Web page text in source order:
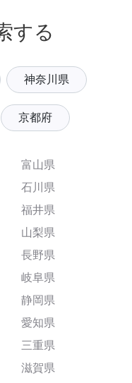
する
神奈川県
京都府
富山県
石川県
福井県
山梨県
長野県
岐阜県
静岡県
愛知県
三重県
滋賀県